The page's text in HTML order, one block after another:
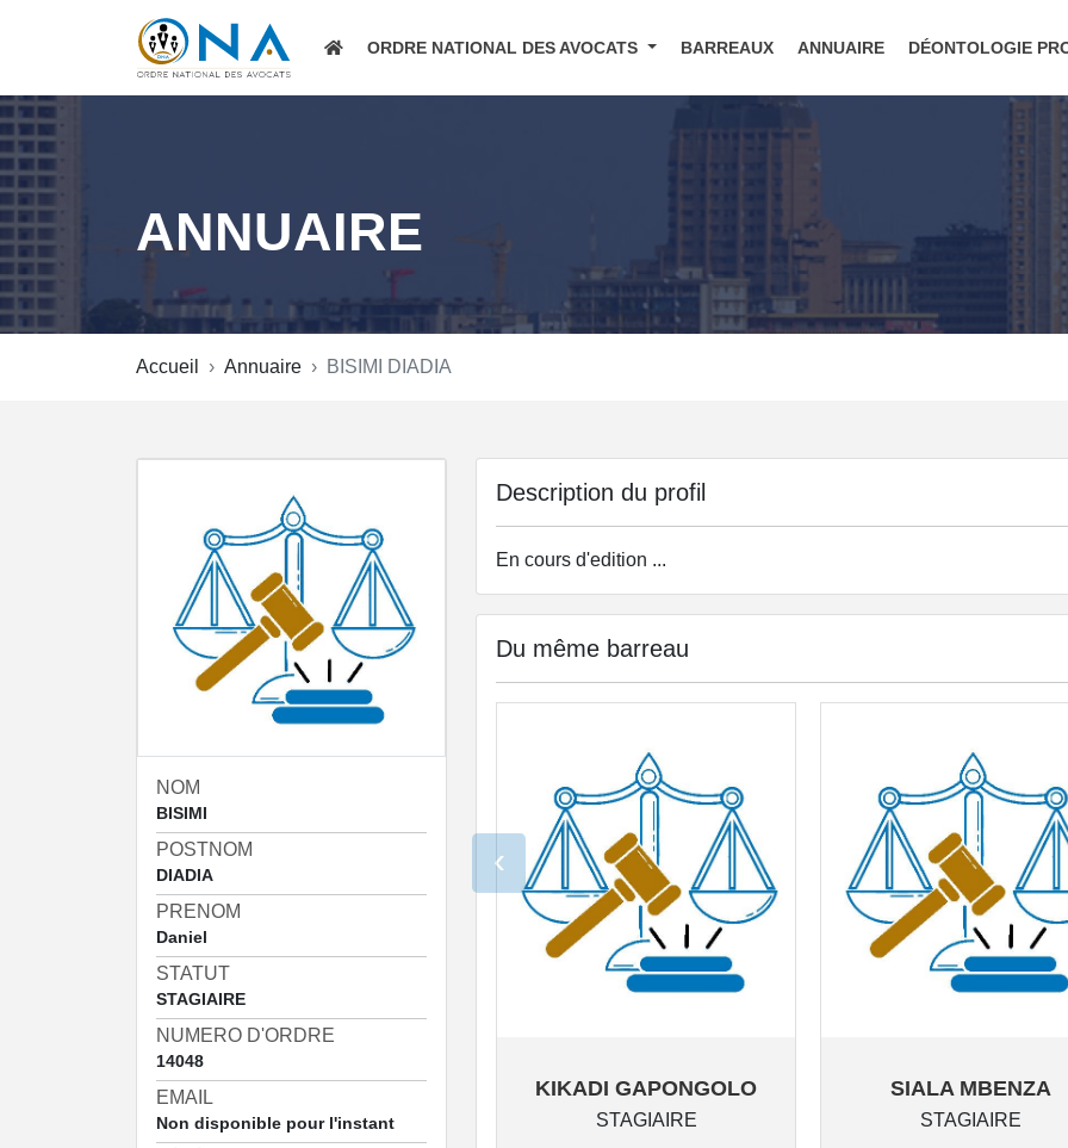
ORDRE NATIONAL DES AVOCATS BARREAUX ANNUAIRE DÉONTOLOGIE
ANNUAIRE
Accueil Annuaire BISIMI DIADIA
NOM
BISIMI
POSTNOM
DIADIA
PRENOM
Daniel
STATUT
STAGIAIRE
NUMERO D'ORDRE
14048
EMAIL
Non disponible pour l'instant
Description du profil
En cours d'edition ...
Du même barreau
KIKADI GAPONGOLO
STAGIAIRE
SIALA MBENZA
STAGIAIRE
‹